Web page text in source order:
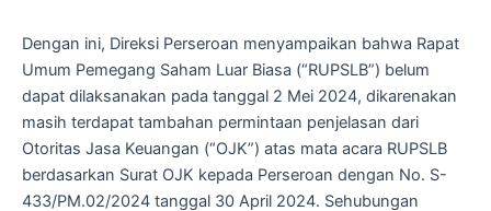
Dengan ini, Direksi Perseroan menyampaikan bahwa Rapat
Umum Pemegang Saham Luar Biasa (“RUPSLB”) belum
dapat dilaksanakan pada tanggal 2 Mei 2024, dikarenakan
masih terdapat tambahan permintaan penjelasan dari
Otoritas Jasa Keuangan (“OJK”) atas mata acara RUPSLB
berdasarkan Surat OJK kepada Perseroan dengan No. S-
433/PM.02/2024 tanggal 30 April 2024. Sehubungan